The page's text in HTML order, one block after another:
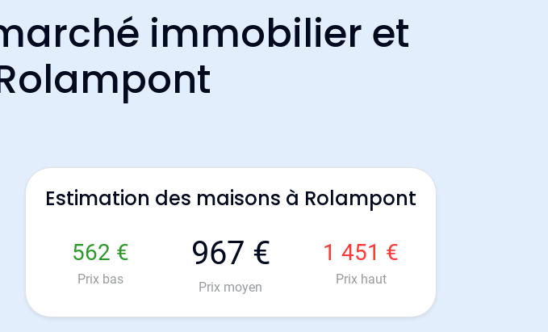
immobilier et
Estimation des maisons à Rolampont
562 €
Prix bas
967 €
Prix moyen
1 451 €
Prix haut